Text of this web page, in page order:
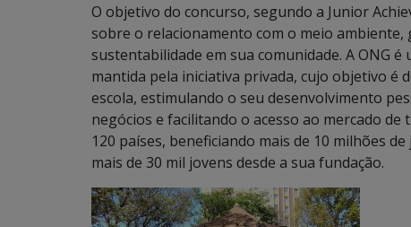
O objetivo do concurso, segundo a Junior
sobre o relacionamento com o meio
sustentabilidade em sua comunidade. A ONG
mantida pela iniciativa privada, cujo objetivo é
escola, estimulando o seu desenvolvimento
negócios e facilitando o acesso ao mercado
120 países, beneficiando mais de 10 milhões
mais de 30 mil jovens desde a sua fundação.